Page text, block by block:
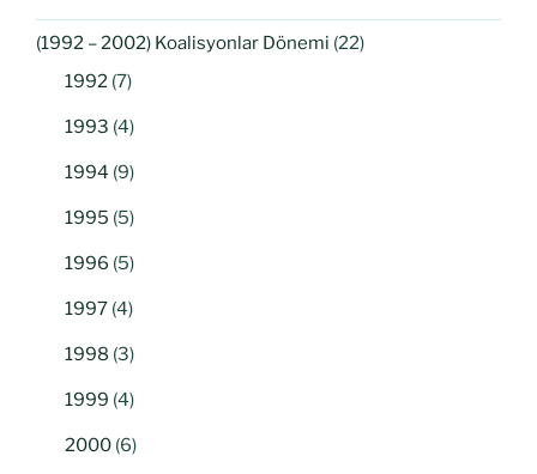
(1992 – 2002) Koalisyonlar Dönemi (22)
1992 (7)
1993 (4)
1994 (9)
1995 (5)
1996 (5)
1997 (4)
1998 (3)
1999 (4)
2000 (6)